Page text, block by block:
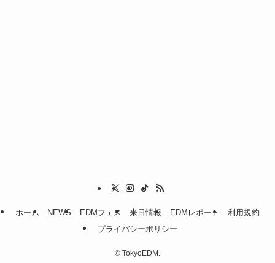
ホーム NEWS EDMフェス 来日情報 EDMレポート
利用規約
プライバシーポリシー
© TokyoEDM.